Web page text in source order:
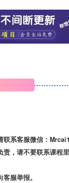
系客服微信：
，请不要联系课程
服举报。